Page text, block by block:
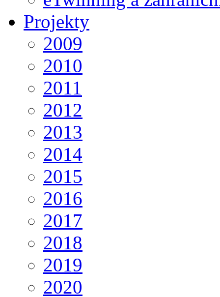
Projekty
2009
2010
2011
2012
2013
2014
2015
2016
2017
2018
2019
2020